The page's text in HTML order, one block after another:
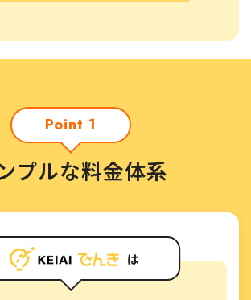
Point 1
プルな料金体系
は